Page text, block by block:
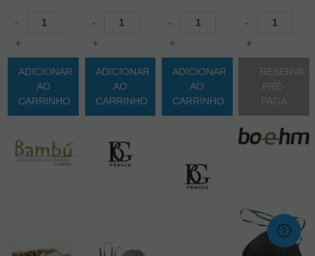
-
+
ADICIONAR
AO
CARRINHO
-
+
ADICIONAR
AO
CARRINHO
-
+
ADICIONAR
AO
CARRINHO
-
+
RESERVA
PRÉ-
PAGA